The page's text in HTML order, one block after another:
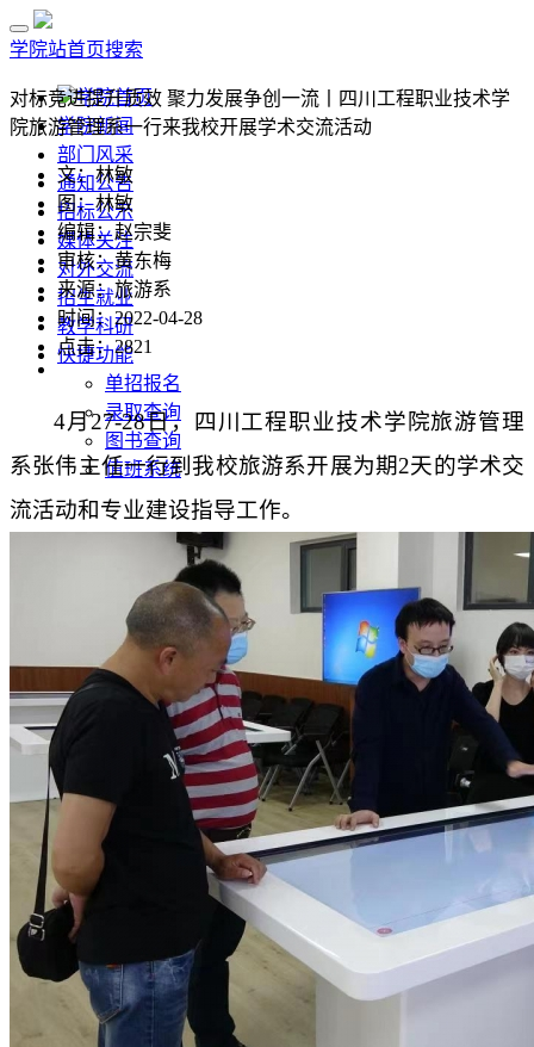
学院站首页搜索
学院首页
学院新闻
部门风采
通知公告
招标公示
媒体关注
对外交流
招生就业
教学科研
快捷功能
单招报名
录取查询
图书查询
值班系统
对标竞进提升质效 聚力发展争创一流丨四川工程职业技术学
院旅游管理系一行来我校开展学术交流活动
文：林敏
图：林敏
编辑：赵宗斐
审核：黄东梅
来源：旅游系
时间：2022-04-28
点击：2821
4月27-28日，四川工程职业技术学院旅游管理
系张伟主任一行到我校旅游系开展为期2天的学术交
流活动和专业建设指导工作。